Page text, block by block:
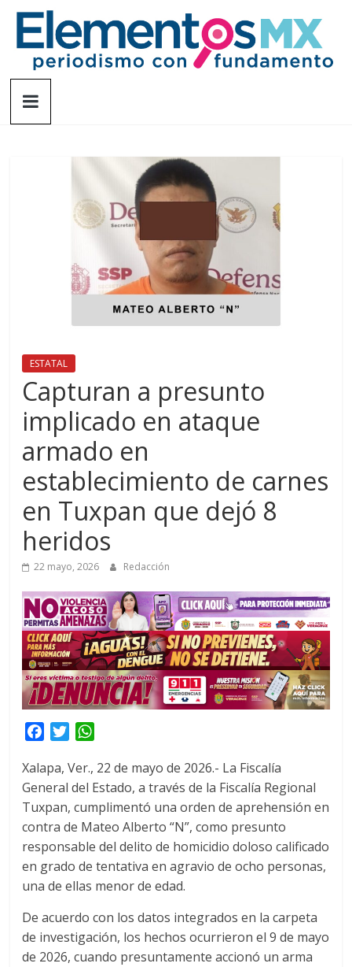
Saltar
contenido
Elementosmx
ESTATAL
Capturan a presunto
implicado en ataque
armado en
establecimiento de carnes
en Tuxpan que dejó 8
heridos
22 mayo, 2026 Redacción
c
e
b
o
o
k
T
i
t
t
e
r
a
t
s
A
p
p
Xalapa, Ver., 22 de mayo de 2026.- La Fiscalía
General del Estado, a través de la Fiscalía Regional
Tuxpan, cumplimentó una orden de aprehensión en
contra de Mateo Alberto “N”, como presunto
responsable del delito de homicidio doloso calificado
en grado de tentativa en agravio de ocho personas,
una de ellas menor de edad.
De acuerdo con los datos integrados en la carpeta
de investigación, los hechos ocurrieron el 9 de mayo
de 2026, cuando presuntamente accionó un arma